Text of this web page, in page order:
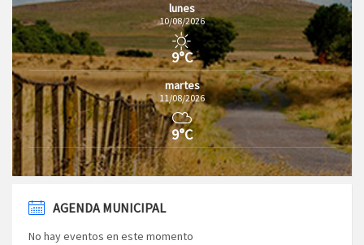
lunes
10/08/2026
9°C
martes
11/08/2026
9°C
AGENDA MUNICIPAL
No hay eventos en este momento